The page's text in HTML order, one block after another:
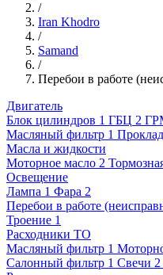
/
Iran Khodro
/
Samand
/
Перебои в работе
Двигатель
Блок цилиндров 1 ГБЦ 2
Масляный фильтр 1
Масла и жидкости
Моторное масло 2
Освещение
Лампа 1 Фара 2
Перебои в работе
Троение 1
Расходники ТО
Масляный фильтр 1
Салонный фильтр 1 Свечи 2